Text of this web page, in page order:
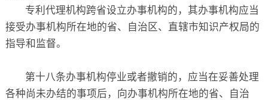
专利代理机构跨省设立办事机构的，其办事机构应当
接受办事机构所在地的省、自治区、直辖市知识产权局的
指导和监督。
第十八条办事机构停业或者撤销的，应当在妥善处理
各种尚未办结的事项后，向办事机构所在地的省、自治